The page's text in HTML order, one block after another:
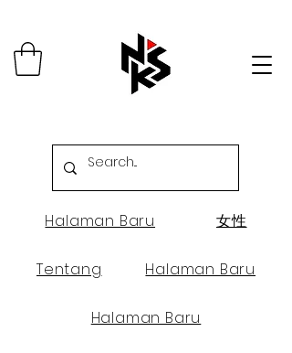
Halaman Baru 女性
Tentang Halaman Baru
Halaman Baru